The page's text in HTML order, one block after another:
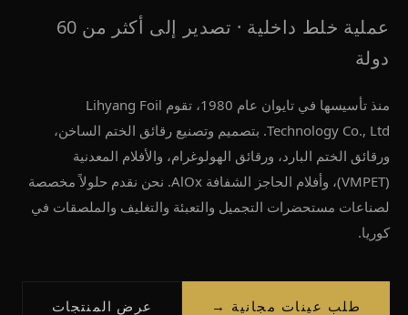
عملية خلط داخلية · تصدير إلى أكثر من 60
دولة
منذ تأسيسها في تايوان عام 1980، تقوم Lihyang Foil
Technology Co., Ltd. بتصميم وتصنيع رقائق الختم الساخن،
ورقائق الختم البارد، ورقائق الهولوغرام، والأفلام المعدنية
(VMPET)، وأفلام الحاجز الشفافة AlOx. نحن نقدم حلولاً مخصصة
لصناعات مستحضرات التجميل والتعبئة والتغليف والملصقات في
كوريا.
طلب عينات مجانية → عرض المنتجات